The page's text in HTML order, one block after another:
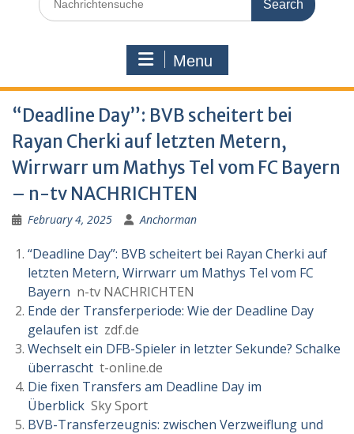
for:
Menu
“Deadline Day”: BVB scheitert bei
Rayan Cherki auf letzten Metern,
Wirrwarr um Mathys Tel vom FC Bayern
– n-tv NACHRICHTEN
February 4, 2025 Anchorman
“Deadline Day”: BVB scheitert bei Rayan Cherki auf
letzten Metern, Wirrwarr um Mathys Tel vom FC
Bayern n-tv NACHRICHTEN
Ende der Transferperiode: Wie der Deadline Day
gelaufen ist zdf.de
Wechselt ein DFB-Spieler in letzter Sekunde? Schalke
überrascht t-online.de
Die fixen Transfers am Deadline Day im
Überblick Sky Sport
BVB-Transferzeugnis: zwischen Verzweiflung und